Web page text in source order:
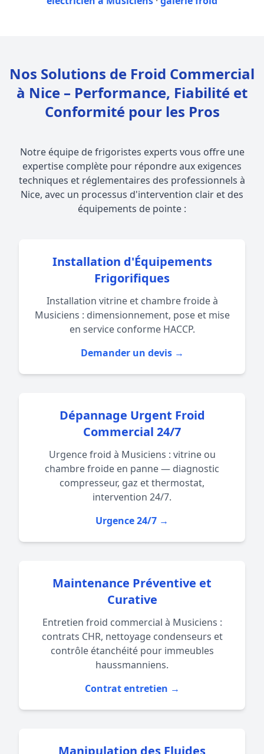
Nos Solutions de Froid Commercial
à Nice – Performance, Fiabilité et
Conformité pour les Pros
Notre équipe de frigoristes experts vous offre une
expertise complète pour répondre aux exigences
techniques et réglementaires des professionnels à
Nice, avec un processus d'intervention clair et des
équipements de pointe :
Installation d'Équipements
Frigorifiques
Installation vitrine et chambre froide à
Musiciens : dimensionnement, pose et mise
en service conforme HACCP.
Demander un devis →
Dépannage Urgent Froid
Commercial 24/7
Urgence froid à Musiciens : vitrine ou
chambre froide en panne — diagnostic
compresseur, gaz et thermostat,
intervention 24/7.
Urgence 24/7 →
Maintenance Préventive et
Curative
Entretien froid commercial à Musiciens :
contrats CHR, nettoyage condenseurs et
contrôle étanchéité pour immeubles
haussmanniens.
Contrat entretien →
Manipulation des Fluides